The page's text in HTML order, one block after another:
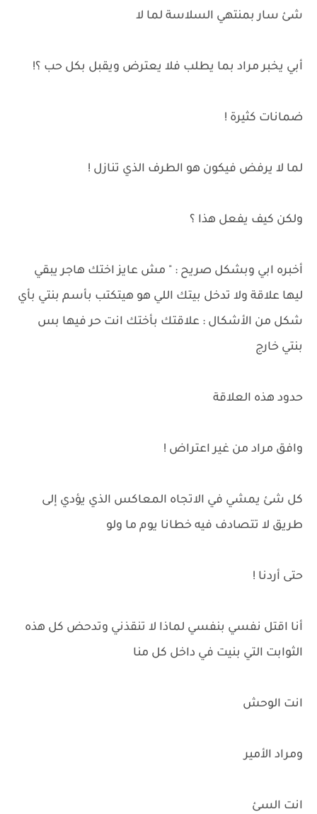
شئ سار بمنتهي السلاسة لما لا
أبي يخبر مراد بما يطلب فلا يعترض ويقبل بكل حب ؟!
ضمانات كثيرة !
لما لا يرفض فيكون هو الطرف الذي تنازل !
ولكن كيف يفعل هذا ؟
أخبره ابي وبشكل صريح : " مش عايز اختك هاجر يبقي
ليها علاقة ولا تدخل بيتك اللي هو هيتكتب بأسم بنتي بأي
شكل من الأشكال : علاقتك بأختك انت حر فيها بس
بنتي خارج
حدود هذه العلاقة
وافق مراد من غير اعتراض !
كل شئ يمشي في الاتجاه المعاكس الذي يؤدي إلى
طريق لا تتصادف فيه خطانا يوم ما ولو
حتى أردنا !
أنا اقتل نفسي بنفسي لماذا لا تنقذني وتدحض كل هذه
الثوابت التي بنيت في داخل كل منا
انت الوحش
ومراد الأمير
انت السئ